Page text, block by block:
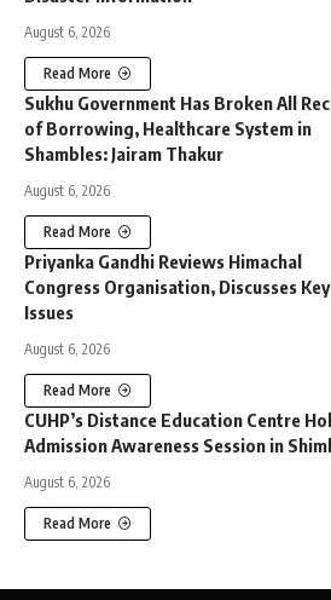
August 6, 2026
Read More
Sukhu Government Has Broken All
of Borrowing, Healthcare System in
Shambles: Jairam Thakur
August 6, 2026
Read More
Priyanka Gandhi Reviews Himachal
Congress Organisation, Discusses
Issues
August 6, 2026
Read More
CUHP’s Distance Education Centre
Admission Awareness Session in
August 6, 2026
Read More